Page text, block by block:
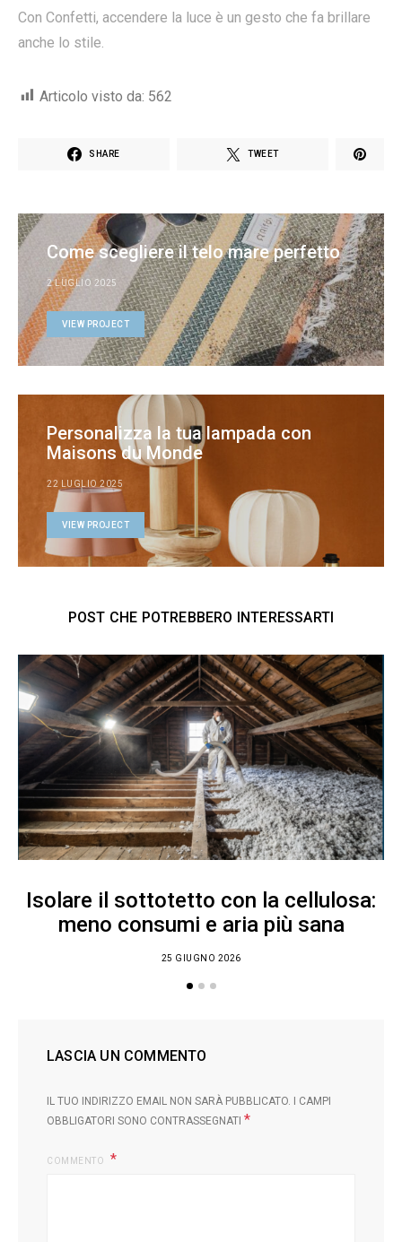
Con Confetti, accendere la luce è un gesto che fa brillare
anche lo stile.
Articolo visto da: 562
SHARE TWEET
Come scegliere il telo mare perfetto
2 LUGLIO 2025
VIEW PROJECT
Personalizza la tua lampada con
Maisons du Monde
22 LUGLIO 2025
VIEW PROJECT
POST CHE POTREBBERO INTERESSARTI
Isolare il sottotetto con la cellulosa:
meno consumi e aria più sana
25 GIUGNO 2026
LASCIA UN COMMENTO
IL TUO INDIRIZZO EMAIL NON SARÀ PUBBLICATO.
I CAMPI
OBBLIGATORI SONO CONTRASSEGNATI *
COMMENTO